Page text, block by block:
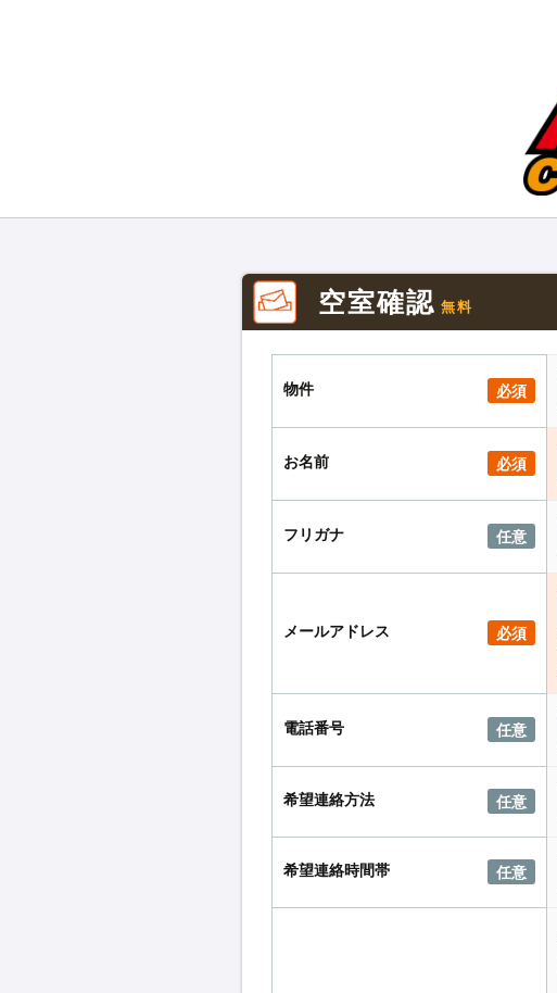
空室確認 無料
物件 必須
お名前 必須
フリガナ 任意
メールアドレス 必須
電話番号 任意
希望連絡方法 任意
希望連絡時間帯 任意